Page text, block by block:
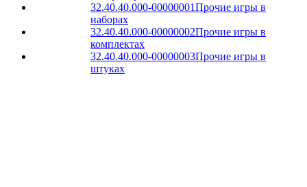
32.40.40.000-00000001Прочие игры в
наборах
32.40.40.000-00000002Прочие игры в
комплектах
32.40.40.000-00000003Прочие игры в
штуках